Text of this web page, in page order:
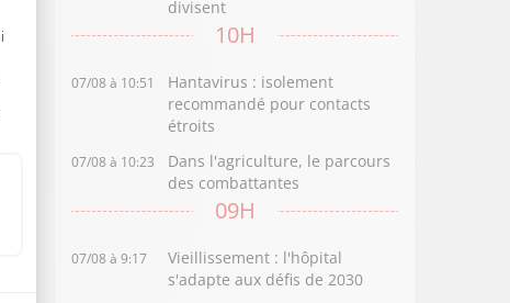
divisent
10H
07/08 à 10:51
Hantavirus : isolement
recommandé pour contacts
étroits
07/08 à 10:23
Dans l'agriculture, le parcours
des combattantes
09H
07/08 à 9:17
Vieillissement : l'hôpital
s'adapte aux défis de 2030